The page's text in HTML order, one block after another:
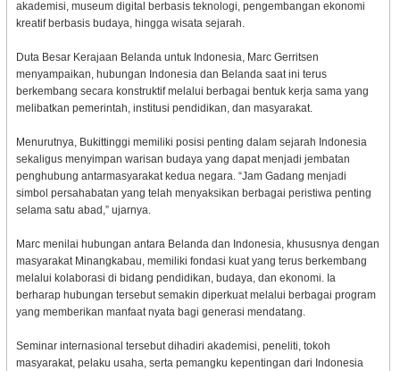
akademisi, museum digital berbasis teknologi, pengembangan ekonomi
kreatif berbasis budaya, hingga wisata sejarah.
Duta Besar Kerajaan Belanda untuk Indonesia, Marc Gerritsen
menyampaikan, hubungan Indonesia dan Belanda saat ini terus
berkembang secara konstruktif melalui berbagai bentuk kerja sama yang
melibatkan pemerintah, institusi pendidikan, dan masyarakat.
Menurutnya, Bukittinggi memiliki posisi penting dalam sejarah Indonesia
sekaligus menyimpan warisan budaya yang dapat menjadi jembatan
penghubung antarmasyarakat kedua negara. “Jam Gadang menjadi
simbol persahabatan yang telah menyaksikan berbagai peristiwa penting
selama satu abad,” ujarnya.
Marc menilai hubungan antara Belanda dan Indonesia, khususnya dengan
masyarakat Minangkabau, memiliki fondasi kuat yang terus berkembang
melalui kolaborasi di bidang pendidikan, budaya, dan ekonomi. Ia
berharap hubungan tersebut semakin diperkuat melalui berbagai program
yang memberikan manfaat nyata bagi generasi mendatang.
Seminar internasional tersebut dihadiri akademisi, peneliti, tokoh
masyarakat, pelaku usaha, serta pemangku kepentingan dari Indonesia